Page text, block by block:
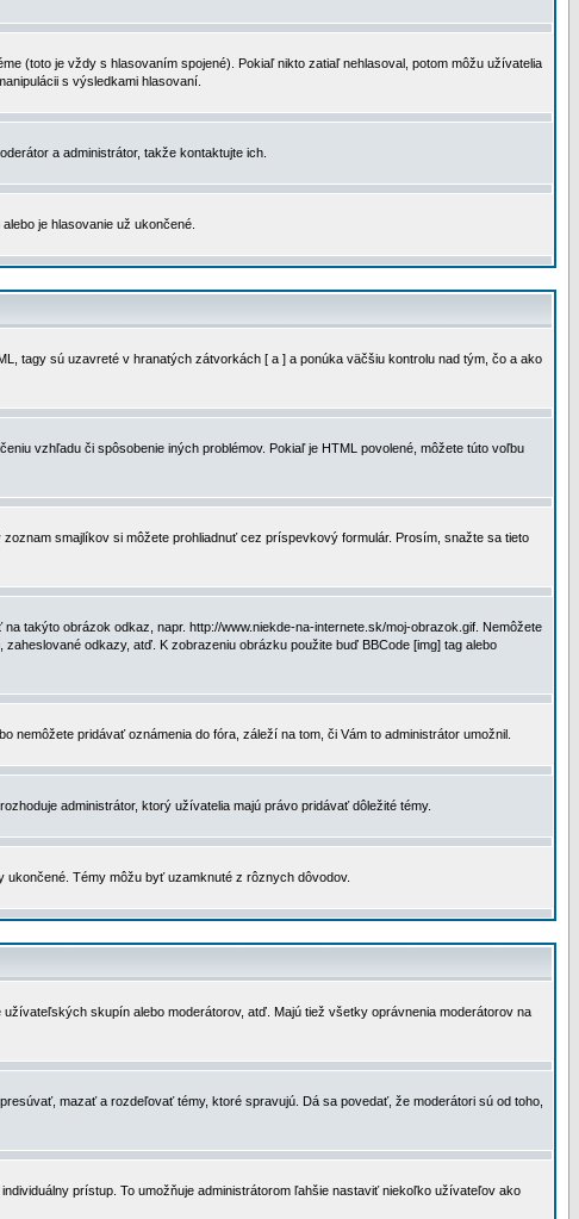
(toto je vždy s hlasovaním spojené). Pokiaľ nikto zatiaľ nehlasoval, potom môžu užívatelia
s výsledkami hlasovaní.
a administrátor, takže kontaktujte ich.
je hlasovanie už ukončené.
tagy sú uzavreté v hranatých zátvorkách [ a ] a ponúka väčšiu kontrolu nad tým, čo a ako
vzhľadu či spôsobenie iných problémov. Pokiaľ je HTML povolené, môžete túto voľbu
smajlíkov si môžete prohliadnuť cez príspevkový formulár. Prosím, snažte sa tieto
takýto obrázok odkaz, napr. http://www.niekde-na-internete.sk/moj-obrazok.gif. Nemôžete
odkazy, atď. K zobrazeniu obrázku použite buď BBCode [img] tag alebo
pridávať oznámenia do fóra, záleží na tom, či Vám to administrátor umožnil.
administrátor, ktorý užívatelia majú právo pridávať dôležité témy.
Témy môžu byť uzamknuté z rôznych dôvodov.
skupín alebo moderátorov, atď. Majú tiež všetky oprávnenia moderátorov na
mazať a rozdeľovať témy, ktoré spravujú. Dá sa povedať, že moderátori sú od toho,
prístup. To umožňuje administrátorom ľahšie nastaviť niekoľko užívateľov ako